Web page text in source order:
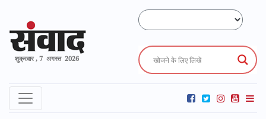
शुक्रवार , 7 अगस्त 2026